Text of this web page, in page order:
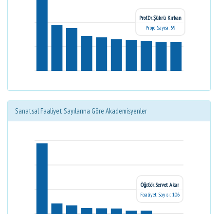
Prof.Dr. Şükrü Kırkan
Proje Sayısı: 59
Sanatsal Faaliyet Sayılarına Göre Akademisyenler
Öğr.Gör. Servet Akar
Faaliyet Sayısı: 106